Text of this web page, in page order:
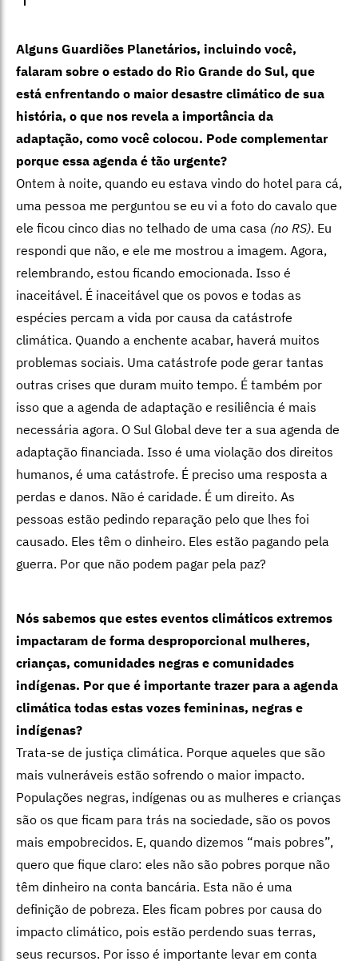
Alguns Guardiões Planetários, incluindo você,
falaram sobre o estado do Rio Grande do Sul, que
está enfrentando o maior desastre climático de sua
história, o que nos revela a importância da
adaptação, como você colocou. Pode complementar
porque essa agenda é tão urgente?
Ontem à noite, quando eu estava vindo do hotel para cá,
uma pessoa me perguntou se eu vi a foto do cavalo que
ele ficou cinco dias no telhado de uma casa (no RS). Eu
respondi que não, e ele me mostrou a imagem. Agora,
relembrando, estou ficando emocionada. Isso é
inaceitável. É inaceitável que os povos e todas as
espécies percam a vida por causa da catástrofe
climática. Quando a enchente acabar, haverá muitos
problemas sociais. Uma catástrofe pode gerar tantas
outras crises que duram muito tempo. É também por
isso que a agenda de adaptação e resiliência é mais
necessária agora. O Sul Global deve ter a sua agenda de
adaptação financiada. Isso é uma violação dos direitos
humanos, é uma catástrofe. É preciso uma resposta a
perdas e danos. Não é caridade. É um direito. As
pessoas estão pedindo reparação pelo que lhes foi
causado. Eles têm o dinheiro. Eles estão pagando pela
guerra. Por que não podem pagar pela paz?
Nós sabemos que estes eventos climáticos extremos
impactaram de forma desproporcional mulheres,
crianças, comunidades negras e comunidades
indígenas. Por que é importante trazer para a agenda
climática todas estas vozes femininas, negras e
indígenas?
Trata-se de justiça climática. Porque aqueles que são
mais vulneráveis estão sofrendo o maior impacto.
Populações negras, indígenas ou as mulheres e crianças
são os que ficam para trás na sociedade, são os povos
mais empobrecidos. E, quando dizemos “mais pobres”,
quero que fique claro: eles não são pobres porque não
têm dinheiro na conta bancária. Esta não é uma
definição de pobreza. Eles ficam pobres por causa do
impacto climático, pois estão perdendo suas terras,
seus recursos. Por isso é importante levar em conta